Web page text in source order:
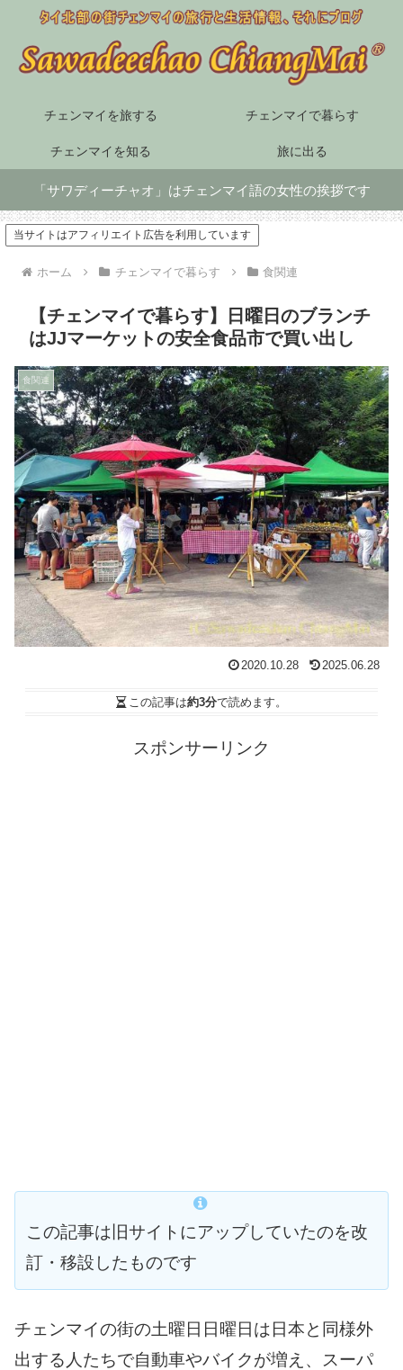
チェンマイを旅する チェンマイで暮らす
チェンマイを知る 旅に出る
「サワディーチャオ」はチェンマイ語の女性の挨拶です
当サイトはアフィリエイト広告を利用しています
ホーム チェンマイで暮らす 食関連
【チェンマイで暮らす】日曜日のブランチ
はJJマーケットの安全食品市で買い出し
食関連
2020.10.28 2025.06.28
この記事は約3分で読めます。
スポンサーリンク
この記事は旧サイトにアップしていたのを改
訂・移設したものです
チェンマイの街の土曜日日曜日は日本と同様外
出する人たちで自動車やバイクが増え、スーパ